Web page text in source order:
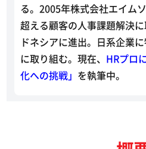
る。2005年株式会社エイム
超える顧客の人事課題解決
ドネシアに進出。日系企業
に取り組む。現在、 HRプロ
化への挑戦」 を執筆中。